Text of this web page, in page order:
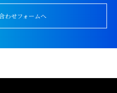
わせフォームへ